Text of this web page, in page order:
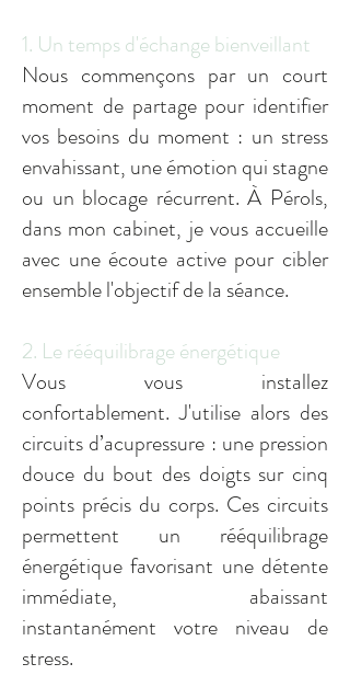
1. Un temps d'échange bienveillant
Nous commençons par un court
moment de partage pour identifier
vos besoins du moment : un stress
envahissant, une émotion qui stagne
ou un blocage récurrent. À Pérols,
dans mon cabinet, je vous accueille
avec une écoute active pour cibler
ensemble l'objectif de la séance.
2. Le rééquilibrage énergétique
Vous vous installez
confortablement. J'utilise alors des
circuits d’acupressure : une pression
douce du bout des doigts sur cinq
points précis du corps. Ces circuits
permettent un rééquilibrage
énergétique favorisant une détente
immédiate, abaissant
instantanément votre niveau de
stress.